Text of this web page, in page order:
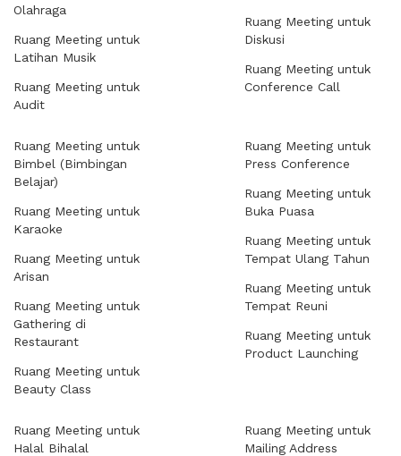
Olahraga
Ruang Meeting untuk
Latihan Musik
Ruang Meeting untuk
Audit
Ruang Meeting untuk
Diskusi
Ruang Meeting untuk
Conference Call
Ruang Meeting untuk
Bimbel (Bimbingan
Belajar)
Ruang Meeting untuk
Karaoke
Ruang Meeting untuk
Arisan
Ruang Meeting untuk
Gathering di
Restaurant
Ruang Meeting untuk
Beauty Class
Ruang Meeting untuk
Press Conference
Ruang Meeting untuk
Buka Puasa
Ruang Meeting untuk
Tempat Ulang Tahun
Ruang Meeting untuk
Tempat Reuni
Ruang Meeting untuk
Product Launching
Ruang Meeting untuk
Halal Bihalal
Ruang Meeting untuk
Mailing Address